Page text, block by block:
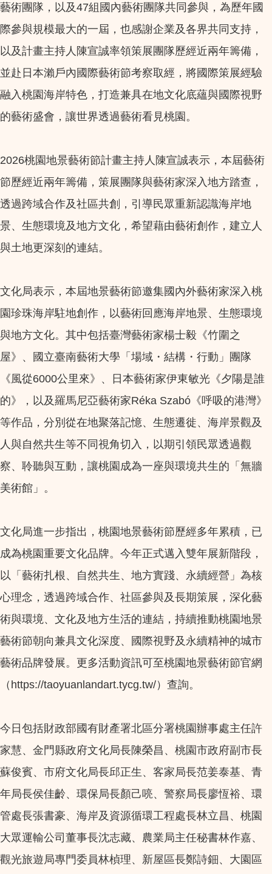
藝術團隊，以及47組國內藝術團隊共同參與，為歷年國
際參與規模最大的一屆，也感謝企業及各界共同支持，
以及計畫主持人陳宣誠率領策展團隊歷經近兩年籌備，
並赴日本瀨戶內國際藝術節考察取經，將國際策展經驗
融入桃園海岸特色，打造兼具在地文化底蘊與國際視野
的藝術盛會，讓世界透過藝術看見桃園。
2026桃園地景藝術節計畫主持人陳宣誠表示，本屆藝術
節歷經近兩年籌備，策展團隊與藝術家深入地方踏查，
透過跨域合作及社區共創，引導民眾重新認識海岸地
景、生態環境及地方文化，希望藉由藝術創作，建立人
與土地更深刻的連結。
文化局表示，本屆地景藝術節邀集國內外藝術家深入桃
園珍珠海岸駐地創作，以藝術回應海岸地景、生態環境
與地方文化。其中包括臺灣藝術家楊士毅《竹圍之
屋》、國立臺南藝術大學「場域・結構・行動」團隊
《風從6000公里來》、日本藝術家伊東敏光《夕陽是誰
的》，以及羅馬尼亞藝術家Réka Szabó《呼吸的港灣》
等作品，分別從在地聚落記憶、生態遷徙、海岸景觀及
人與自然共生等不同視角切入，以期引領民眾透過觀
察、聆聽與互動，讓桃園成為一座與環境共生的「無牆
美術館」。
文化局進一步指出，桃園地景藝術節歷經多年累積，已
成為桃園重要文化品牌。今年正式邁入雙年展新階段，
以「藝術扎根、自然共生、地方實踐、永續經營」為核
心理念，透過跨域合作、社區參與及長期策展，深化藝
術與環境、文化及地方生活的連結，持續推動桃園地景
藝術節朝向兼具文化深度、國際視野及永續精神的城市
藝術品牌發展。更多活動資訊可至桃園地景藝術節官網
（https://taoyuanlandart.tycg.tw/）查詢。
今日包括財政部國有財產署北區分署桃園辦事處主任許
家慧、金門縣政府文化局長陳榮昌、桃園市政府副市長
蘇俊賓、市府文化局長邱正生、客家局長范姜泰基、青
年局長侯佳齡、環保局長顏己喨、警察局長廖恆裕、環
管處長張書豪、海岸及資源循環工程處長林立昌、桃園
大眾運輸公司董事長沈志藏、農業局主任秘書林作嘉、
觀光旅遊局專門委員林楨理、新屋區長鄭詩鈿、大園區